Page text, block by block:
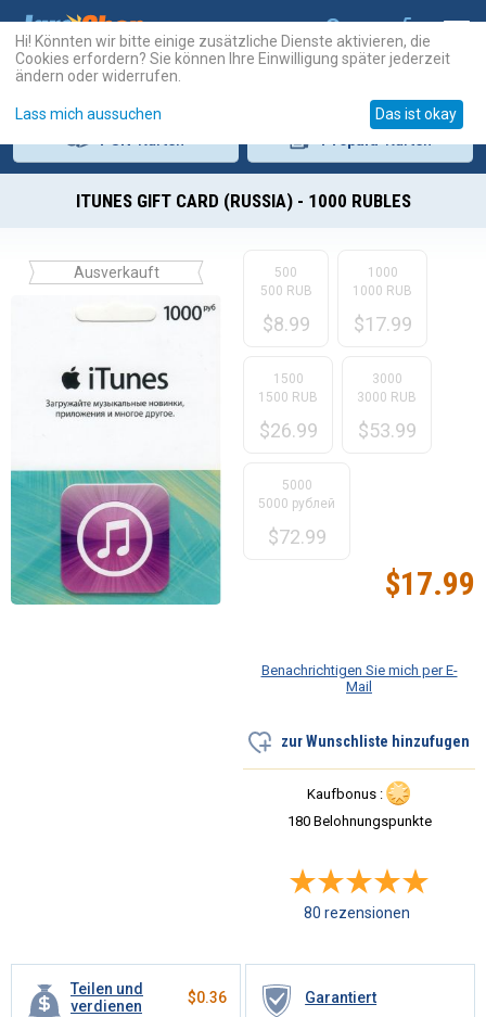
ITUNES GIFT CARD (RUSSIA) - 1000 RUBLES
Ausverkauft
Teilen und
verdienen
$0.36 Garantiert
500
500 RUB
$8.99
1000
1000 RUB
$17.99
1500
1500 RUB
$26.99
3000
3000 RUB
$53.99
5000
5000 рублей
$72.99
$17.99
Benachrichtigen Sie mich per E-
Mail
zur Wunschliste hinzufugen
Kaufbonus :
180 Belohnungspunkte
80 rezensionen
Hi! Könnten wir bitte einige zusätzliche Dienste aktivieren, die
Cookies erfordern? Sie können Ihre Einwilligung später jederzeit
ändern oder widerrufen.
Lass mich aussuchen Das ist okay